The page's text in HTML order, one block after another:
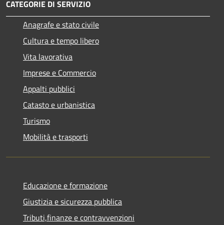
CATEGORIE DI SERVIZIO
Anagrafe e stato civile
Cultura e tempo libero
Vita lavorativa
Imprese e Commercio
Appalti pubblici
Catasto e urbanistica
Turismo
Mobilità e trasporti
Educazione e formazione
Giustizia e sicurezza pubblica
Tributi,finanze e contravvenzioni